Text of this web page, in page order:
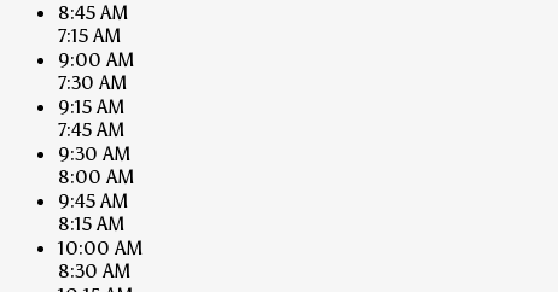
8:45 AM
7:15 AM
9:00 AM
7:30 AM
9:15 AM
7:45 AM
9:30 AM
8:00 AM
9:45 AM
8:15 AM
10:00 AM
8:30 AM